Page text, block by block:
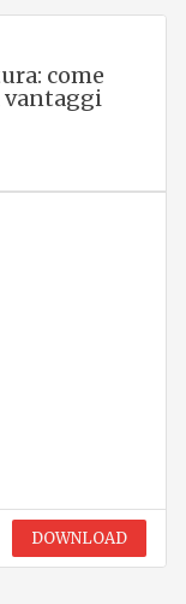
come
vantaggi
DOWNLOAD